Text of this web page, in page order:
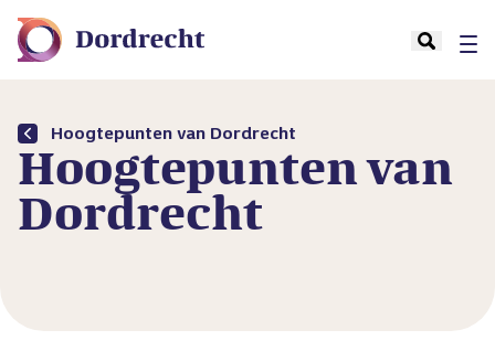
Hoogtepunten van Dordrecht
Hoogtepunten van
Dordrecht